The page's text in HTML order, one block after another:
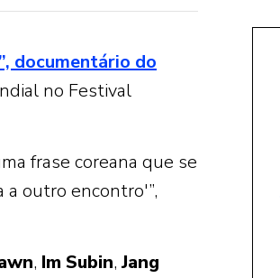
documentário do
no Festival
frase coreana que se
a outro encontro'”,
, Im Subin, Jang